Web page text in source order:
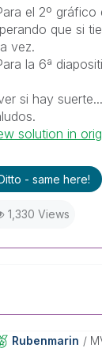
el 2º gráfico
que si
vez.
la 6ª
si hay suerte...
solution in
- same here!
1,330 Views
Rubenmarin